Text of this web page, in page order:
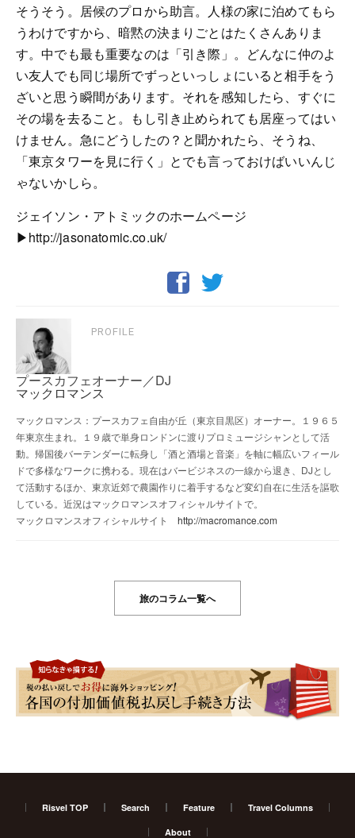
そうそう。居候のプロから助言。人様の家に泊めてもら
うわけですから、暗黙の決まりごとはたくさんありま
す。中でも最も重要なのは「引き際」。どんなに仲のよ
い友人でも同じ場所でずっといっしょにいると相手をう
ざいと思う瞬間があります。それを感知したら、すぐに
その場を去ること。もし引き止められても居座ってはい
けません。急にどうしたの？と聞かれたら、そうね、
「東京タワーを見に行く」とでも言っておけばいいんじ
ゃないかしら。
ジェイソン・アトミックのホームページ
▶http://jasonatomic.co.uk/
PROFILE
プースカフェオーナー／DJ
マックロマンス
マックロマンス：プースカフェ自由が丘（東京目黒区）オーナー。１９６５
年東京生まれ。１９歳で単身ロンドンに渡りプロミュージシャンとして活
動。帰国後バーテンダーに転身し「酒と酒場と音楽」を軸に幅広いフィール
ドで多様なワークに携わる。現在はバービジネスの一線から退き、DJとし
て活動するほか、東京近郊で農園作りに着手するなど変幻自在に生活を謳歌
している。近況はマックロマンスオフィシャルサイトで。
マックロマンスオフィシャルサイト http://macromance.com
旅のコラム一覧へ
Risvel TOP Search Feature Travel Columns
About